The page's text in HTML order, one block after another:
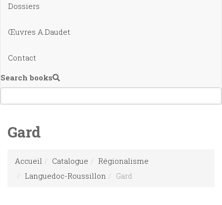
Dossiers
Œuvres A.Daudet
Contact
Search books
Gard
Accueil Catalogue
Régionalisme
Languedoc-Roussillon
Gard